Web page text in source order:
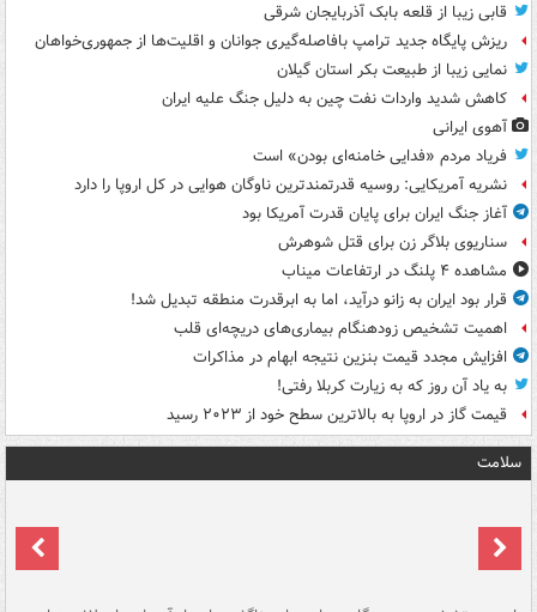
قابی زیبا از قلعه بابک آذربایجان شرقی
ریزش پایگاه جدید ترامپ بافاصله‌گیری جوانان و اقلیت‌ها از جمهوری‌خواهان
نمایی زیبا از طبیعت بکر استان گیلان
کاهش شدید واردات نفت چین به دلیل جنگ علیه ایران
آهوی ایرانی
فریاد مردم «فدایی خامنه‌ای بودن» است
نشریه آمریکایی: روسیه قدرتمندترین ناوگان هوایی در کل اروپا را دارد
آغاز جنگ ایران برای پایان قدرت آمریکا بود
سناریوی بلاگر زن برای قتل شوهرش
مشاهده ۴ پلنگ در ارتفاعات میناب
قرار بود ایران به زانو درآید، اما به ابرقدرت منطقه تبدیل شد!
اهمیت تشخیص زودهنگام بیماری‌های دریچه‌ای قلب
افزایش مجدد قیمت بنزین نتیجه ابهام در مذاکرات
به یاد آن روز که به زیارت کربلا رفتی!
قیمت گاز در اروپا به بالاترین سطح خود از ۲۰۲۳ رسید
سلامت